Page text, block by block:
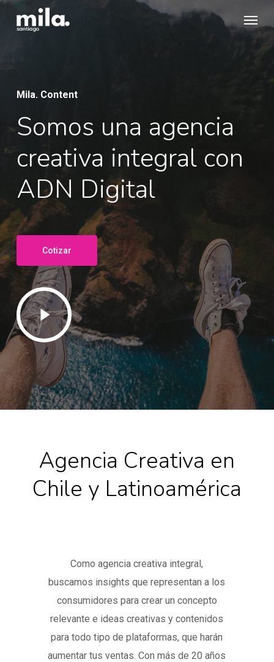
Mila. Content
Somos una agencia
creativa integral con
ADN Digital
Cotizar
Play
Video
Agencia Creativa en
Chile y Latinoamérica
Como agencia creativa integral,
buscamos insights que representan a los
consumidores para crear un concepto
relevante e ideas creativas y contenidos
para todo tipo de plataformas, que harán
aumentar tus ventas. Con más de 20 años